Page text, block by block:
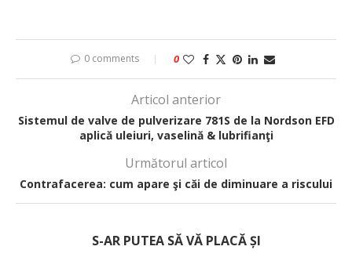
0 comments 0
Articol anterior
Sistemul de valve de pulverizare 781S de la Nordson EFD
aplică uleiuri, vaselină & lubrifianţi
Următorul articol
Contrafacerea: cum apare şi căi de diminuare a riscului
S-AR PUTEA SĂ VĂ PLACĂ ȘI